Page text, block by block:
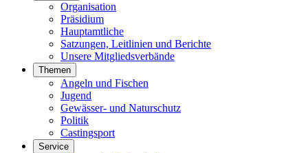
Organisation
Präsidium
Hauptamtliche
Satzungen, Leitlinien und Berichte
Unsere Mitgliedsverbände
Themen
Angeln und Fischen
Jugend
Gewässer- und Naturschutz
Politik
Castingsport
Service